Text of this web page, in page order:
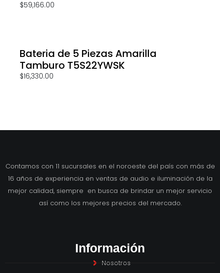
$59,166.00
Bateria de 5 Piezas Amarilla
Tamburo T5S22YWSK
$16,330.00
Contamos con 11 sucursales en el noroeste del país con más de
16 años de experiencia en ventas de audio e iluminación de la
mejor calidad, siempre en busca de brindar un mejor servicio
así como los mejores precios del mercado.
Información
Nosotros